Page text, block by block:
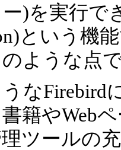
)を実行で
という機
ような点
なFirebird
籍やWeb
ツールの